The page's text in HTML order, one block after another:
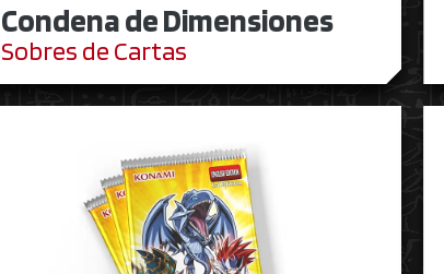
Condena de Dimensiones
Sobres de Cartas